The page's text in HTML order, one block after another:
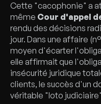
Cette "cacophonie" a
même Cour d'appel
rendu des décisions
jour. Dans une affaire
moyen d'écarter
elle affirmait que
insécurité juridique
clients, le succès d'un
véritable "loto